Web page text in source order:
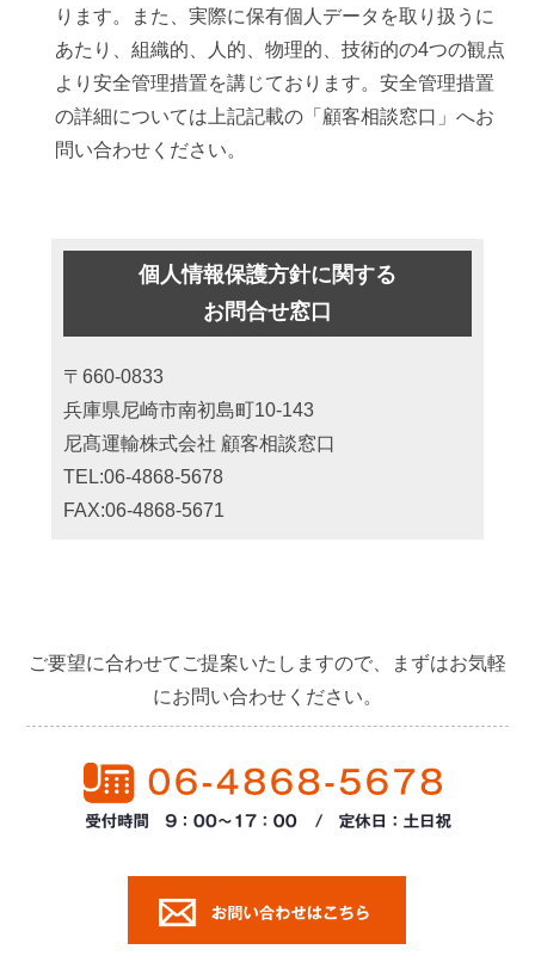
ります。また、実際に保有個人データを取り扱うに
あたり、組織的、人的、物理的、技術的の4つの観点
より安全管理措置を講じております。安全管理措置
の詳細については上記記載の「顧客相談窓口」へお
問い合わせください。
個人情報保護方針に関する
お問合せ窓口
〒660-0833
兵庫県尼崎市南初島町10-143
尼髙運輸株式会社 顧客相談窓口
TEL:06-4868-5678
FAX:06-4868-5671
ご要望に合わせてご提案いたしますので、まずはお気軽
にお問い合わせください。